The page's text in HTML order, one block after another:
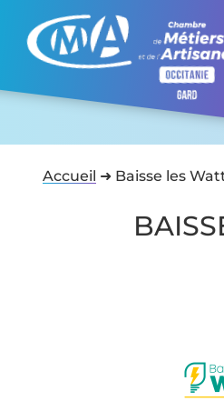
Accueil ➜ Baisse les